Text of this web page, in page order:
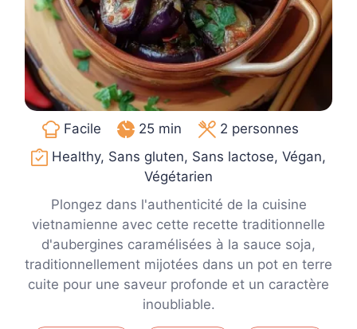
Facile 25 min 2 personnes
Healthy, Sans gluten, Sans lactose, Végan,
Végétarien
Plongez dans l'authenticité de la cuisine
vietnamienne avec cette recette traditionnelle
d'aubergines caramélisées à la sauce soja,
traditionnellement mijotées dans un pot en terre
cuite pour une saveur profonde et un caractère
inoubliable.